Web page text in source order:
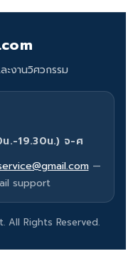
ะงานวิศวกรรม
.-19.30น.) จ-ศ
—
support
All Rights Reserved.